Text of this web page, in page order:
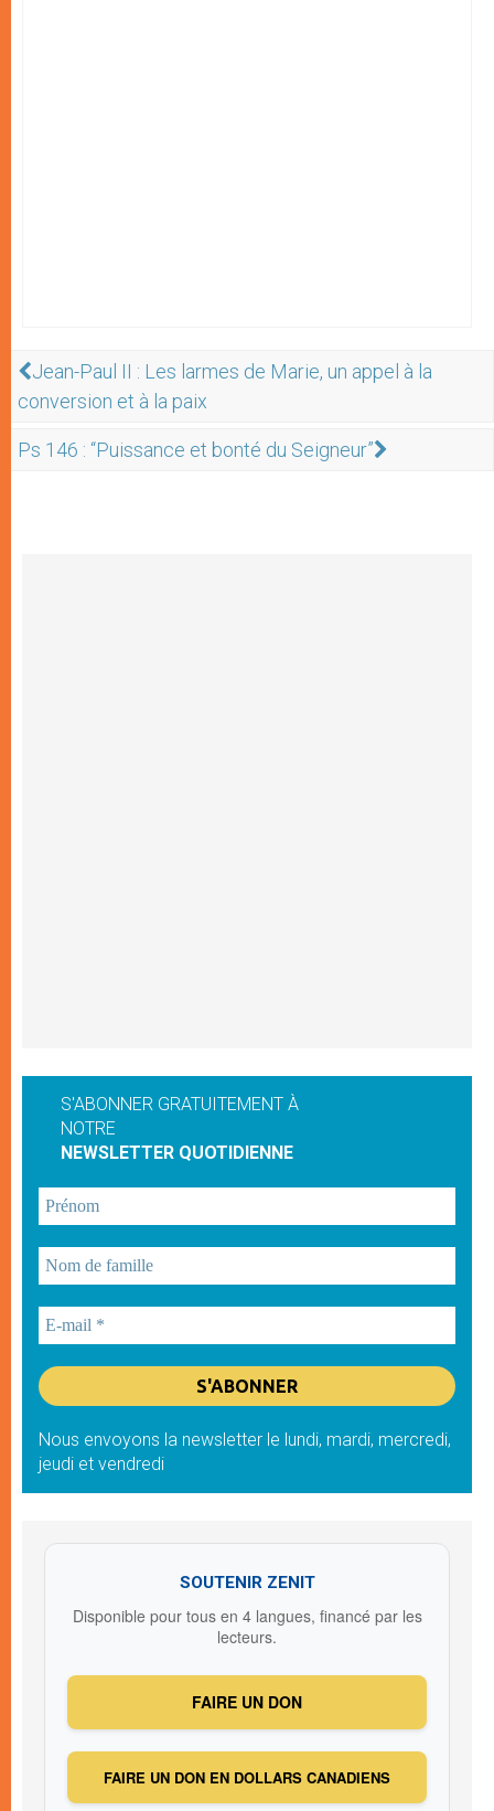
Jean-Paul II : Les larmes de Marie, un appel à la
conversion et à la paix
Ps 146 : “Puissance et bonté du Seigneur”
S'ABONNER GRATUITEMENT À
NOTRE
NEWSLETTER QUOTIDIENNE
Nous envoyons la newsletter le lundi, mardi, mercredi,
jeudi et vendredi
SOUTENIR ZENIT
Disponible pour tous en 4 langues, financé par les
lecteurs.
FAIRE UN DON
FAIRE UN DON EN DOLLARS CANADIENS